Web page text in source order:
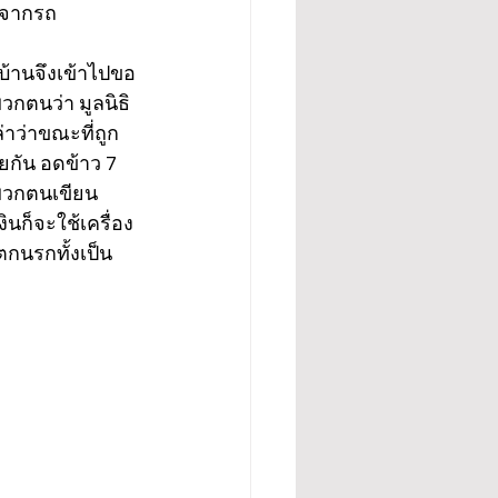
ากรถ
านจึงเข้าไปขอ
กตนว่า มูลนิธิ
าว่าขณะที่ถูก
กัน อดข้าว 7
กตนเขียน
ก็จะใช้เครื่อง
นรกทั้งเป็น